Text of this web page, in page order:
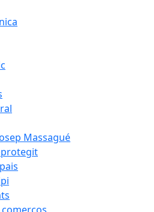
Massagué